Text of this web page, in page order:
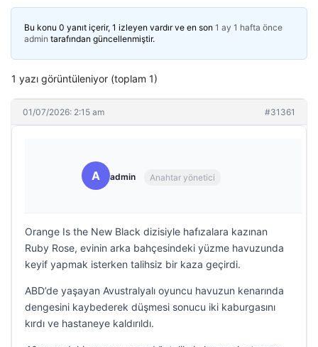
Bu konu 0 yanıt içerir, 1 izleyen vardır ve en son 1 ay 1 hafta önce
admin tarafından güncellenmiştir.
1 yazı görüntüleniyor (toplam 1)
01/07/2026: 2:15 am #31361
A admin Anahtar yönetici
Orange Is the New Black dizisiyle hafızalara kazınan
Ruby Rose, evinin arka bahçesindeki yüzme havuzunda
keyif yapmak isterken talihsiz bir kaza geçirdi.
ABD’de yaşayan Avustralyalı oyuncu havuzun kenarında
dengesini kaybederek düşmesi sonucu iki kaburgasını
kırdı ve hastaneye kaldırıldı.